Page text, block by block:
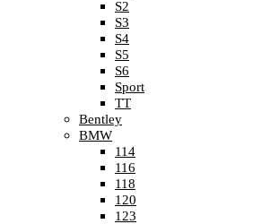
S2
S3
S4
S5
S6
Sport
TT
Bentley
BMW
114
116
118
120
123